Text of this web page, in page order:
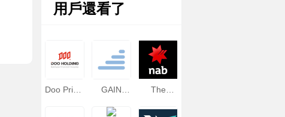
用戶還看了
Doo Prime
GAIN
盛
The
Australia